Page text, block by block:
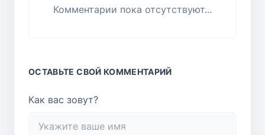
Комментарии пока отсутствуют...
ОСТАВЬТЕ СВОЙ КОММЕНТАРИЙ
Как вас зовут?